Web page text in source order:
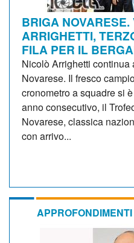
BRIGA
ARRIGHETTI,
FILA PER IL
Nicolò Arrighetti continua
Novarese. Il fresco
cronometro a squadre si
anno consecutivo, il
Novarese, classica
con arrivo...
APPROFONDIMENTI